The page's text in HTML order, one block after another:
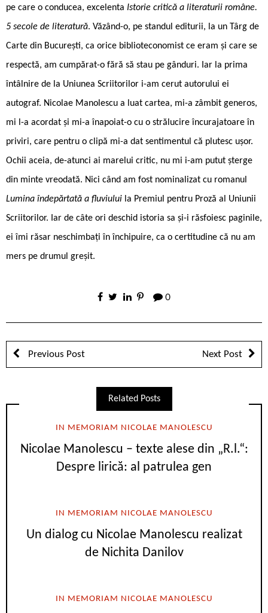
pe care o conducea, excelenta Istorie critică a literaturii române.
5 secole de literatură. Văzând-o, pe standul editurii, la un Târg de
Carte din București, ca orice biblioteconomist ce eram și care se
respectă, am cumpărat-o fără să stau pe gânduri. Iar la prima
întâlnire de la Uniunea Scriitorilor i-am cerut autorului ei
autograf. Nicolae Manolescu a luat cartea, mi-a zâmbit generos,
mi l-a acordat și mi-a înapoiat-o cu o strălucire încurajatoare în
priviri, care pentru o clipă mi-a dat sentimentul că plutesc ușor.
Ochii aceia, de-atunci ai marelui critic, nu mi i-am putut șterge
din minte vreodată. Nici când am fost nominalizat cu romanul
Lumina îndepărtată a fluviului la Premiul pentru Proză al Uniunii
Scriitorilor. Iar de câte ori deschid istoria sa și-i răsfoiesc paginile,
ei îmi răsar neschimbați în închipuire, ca o certitudine că nu am
mers pe drumul greșit.
0
Previous Post Next Post
Related Posts
IN MEMORIAM NICOLAE MANOLESCU
Nicolae Manolescu – texte alese din „R.l.“:
Despre lirică: al patrulea gen
IN MEMORIAM NICOLAE MANOLESCU
Un dialog cu Nicolae Manolescu realizat
de Nichita Danilov
IN MEMORIAM NICOLAE MANOLESCU